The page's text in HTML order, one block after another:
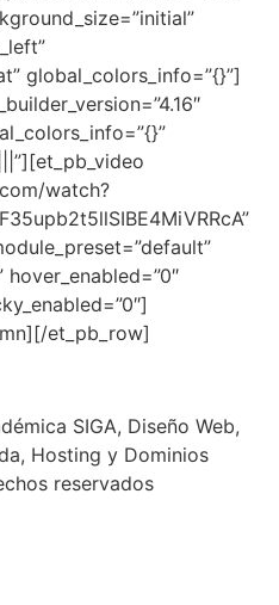
global_colors_info=”{}”]
watch?
et_pb_row]
SIGA, Diseño Web,
Hosting y Dominios
reservados